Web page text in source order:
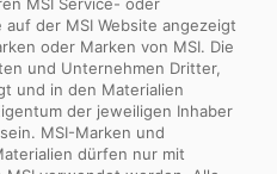
der MSI Website angezeigt
oder Marken von MSI. Die
und Unternehmen Dritter,
und in den Materialien
der jeweiligen Inhaber
MSI-Marken und
dürfen nur mit